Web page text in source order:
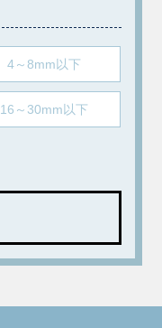
4～8mm以下
16～30mm以下